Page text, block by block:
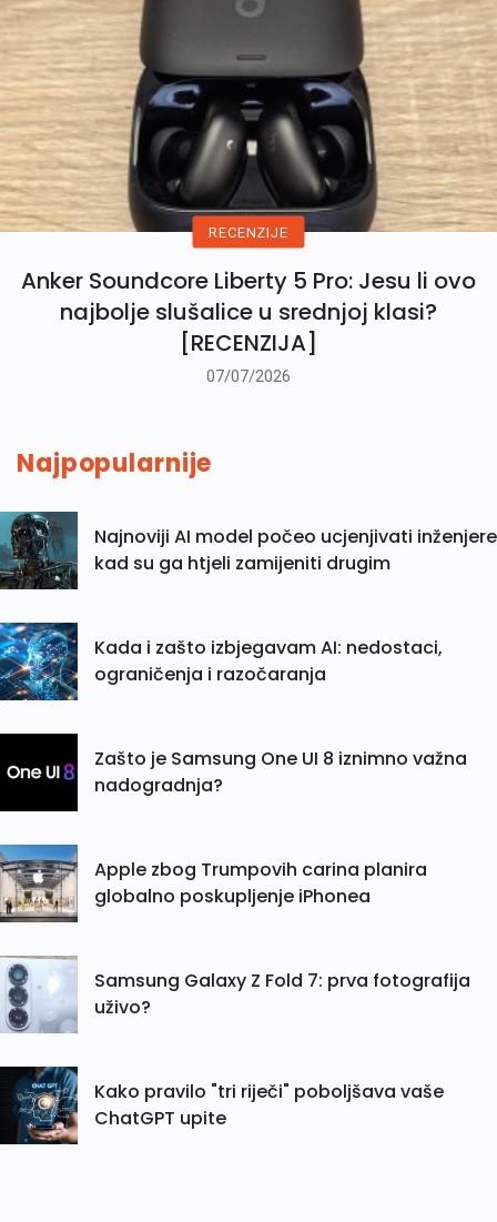
RECENZIJE
Anker Soundcore Liberty 5 Pro: Jesu li ovo
najbolje slušalice u srednjoj klasi?
[RECENZIJA]
07/07/2026
Najpopularnije
Najnoviji AI model počeo ucjenjivati inženjere
kad su ga htjeli zamijeniti drugim
Kada i zašto izbjegavam AI: nedostaci,
ograničenja i razočaranja
Zašto je Samsung One UI 8 iznimno važna
nadogradnja?
Apple zbog Trumpovih carina planira
globalno poskupljenje iPhonea
Samsung Galaxy Z Fold 7: prva fotografija
uživo?
Kako pravilo "tri riječi" poboljšava vaše
ChatGPT upite